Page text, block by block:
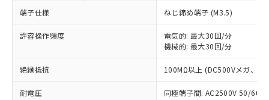
端子仕様 ねじ締め端子 (M3.5)
許容操作頻度
電気的: 最大30回/分
機械的: 最大30回/分
絶縁抵抗 100MΩ以上 (DC500Vメガ、点
耐電圧
同極端子間: AC2500V 50/
本サービスは、当社制御機器事業取扱
商品の当社在庫状況および標準価格
(税抜)を提供させていただくもので
当社制御機器事業取扱商品の中には、
本サービスの対象外となる商品もある
ことをご了承ください。
調査・確認中：EU RoHS指令（10物質）の
非含有の対応状況を調査中または確認中の
商品です。
非該当品：ライセンス料など無形物で、有
仕入先様の事情により、非含有部品として
いたものが、含有品と判明した場合などや
「○」：最大均質材料含有率が中国RoHSの
基準値以下であることを示します。
「×」：最大均質材料含有率が中国RoHSの
基準値を超えていることを示します。
当社は、これら貴社製品のうち、外国